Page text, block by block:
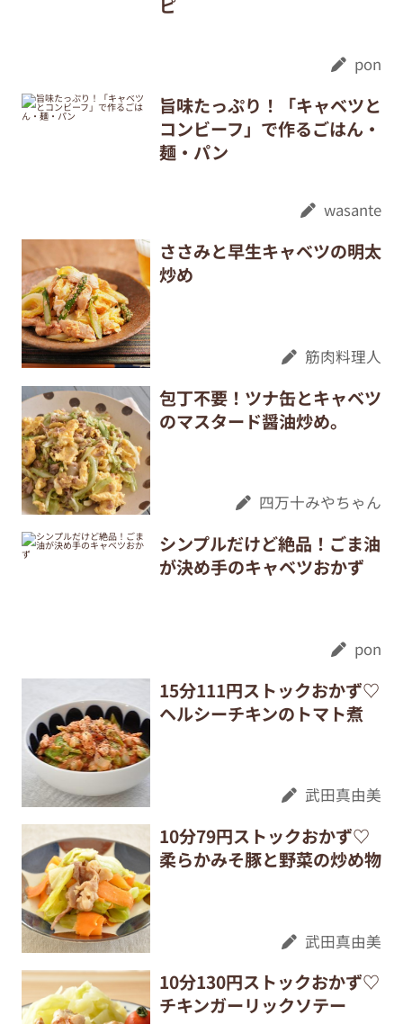
ピ
pon
旨味たっぷり！「キャベツと
コンビーフ」で作るごはん・
麺・パン
wasante
ささみと早生キャベツの明太
炒め
筋肉料理人
包丁不要！ツナ缶とキャベツ
のマスタード醤油炒め。
四万十みやちゃん
シンプルだけど絶品！ごま油
が決め手のキャベツおかず
pon
15分111円ストックおかず♡
ヘルシーチキンのトマト煮
武田真由美
10分79円ストックおかず♡
柔らかみそ豚と野菜の炒め物
武田真由美
10分130円ストックおかず♡
チキンガーリックソテー